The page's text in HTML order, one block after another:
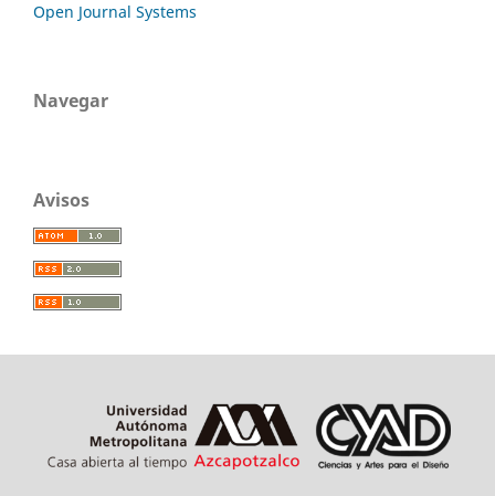
Open Journal Systems
Navegar
Avisos